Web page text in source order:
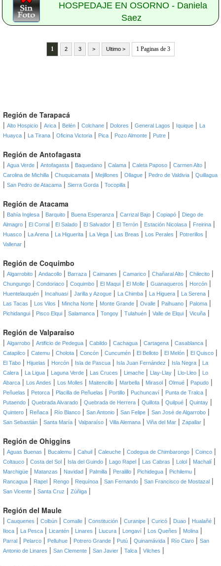
HOSPEDAJE EN OSORNO - Daniela
Saez
1 2 3 > Ultimo > 1 Paginas de 3
Región de Tarapacá
| Alto Hospicio | Arica | Belén | Colchane | Dolores | General Lagos | Iquique |
La
Huayca | La Tirana | Oficina Victoria | Pica | Pozo Almonte | Putre |
Región de Antofagasta
| Agua Verde | Antofagasta | Baquedano | Calama | Caleta Paposo | Carmen Alto |
Carolina de Michilla | Chuquicamata | Mejillones | Ollague | Pedro de Valdivia | Quillagua
| San Pedro de Atacama | Sierra Gorda | Tocopilla |
Región de Atacama
| Bahía Inglesa | Barquito | Buena Esperanza | Carrizal Bajo | Copiapó | Diego de
Almagro | El Corral | El Salado | El Salvador | El Terrón | Estación Nicolasa | Freirina |
Huasco | La Arena | La Higuerita | La Vega | Las Breas | Los Perales | Potrerillos |
Vallenar |
Región de Coquimbo
| Algarrobito | Andacollo | Barraza | Caimanes | Camarico | Chañaral Alto | Chilecito |
Chungungo | Condoriaco | Coquimbo | El Maqui | El Molle | Guanaqueros | Horcón |
Huentelauquén | Incahuasi | Jarilla y Azogue | La Chimba | La Higuera | La Serena |
Las Tacas | Los Vilos | Mincha Norte | Monte Grande | Ovalle | Paihuano | Paloma |
Pichidangui | Pisco Elqui | Salamanca | Tongoy | Tulahuén | Valle de Elqui | Vicuña |
Región de Valparaíso
| Algarrobo | Artificio de Pedegua | Cabildo | Cachagua | Cartagena | Casablanca |
Catapilco | Catemu | Cholota | Concón | Cuncumén | El Belloto | El Melón | El Quisco |
El Tabo | Hijuelas | Horcón | Isla de Pascua | Isla Juan Fernández | Isla Negra |
La
Calera | La Ligua | Laguna Verde | Las Cruces | Limache | Llay-Llay | Llo-Lleo |
Lo
Abarca | Los Andes | Los Molles | Maitencillo | Marbella | Mirasol | Olmué | Papudo |
Peñuelas | Petorca | Placilla de Peñuelas | Portillo | Puchuncaví | Punta de Tralca |
Putaendo | Quebrada Alvarado | Quebrada de Herrera | Quillota | Quilpué | Quintay |
Quintero | Reñaca | Río Blanco | San Antonio | San Felipe | San José de Algarrobo |
San Sebastián | Santa María | Valparaíso | Villa Alemana | Viña del Mar | Zapallar |
Región de Ohiggins
| Aguas Buenas | Bucalemu | Cahuil | Caleuche | Codegua de Chimbarongo | Coinco |
Coltauco | Costa del Sol | Isla del Guindo | Lago Rapel | Las Cabras | Lolol | Machalí |
Marchigüe | Matanzas | Navidad | Palmilla | Peralillo | Pichidegua | Pichilemu |
Rancagua | Rapel | Rengo | Requínoa | San Fernando | San Francisco de Mostazal |
San Vicente | Santa Cruz | Zúñiga |
Región del Maule
| Cauquenes | Colbún | Comalle | Constitución | Curanipe | Curicó | Duao | Hualañé |
Iloca | La Pesca | Licantén | Linares | Liucura | Longaví | Los Queñes | Molina |
Parral | Pelarco | Pelluhue | Potrero Grande | Putú | Quinamávida | Río Claro | San
Antonio de Linares | San Clemente | San Javier | Talca | Vilches |